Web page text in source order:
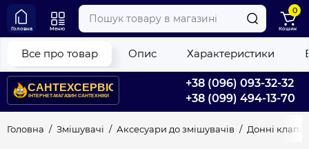
+38 (096) 093-32-32
+38 (099) 494-13-70
Головна Меню
0
Кошик
Головна Змішувачі Аксесуари до змішувачів Донні
Все про товар Опис Характеристики